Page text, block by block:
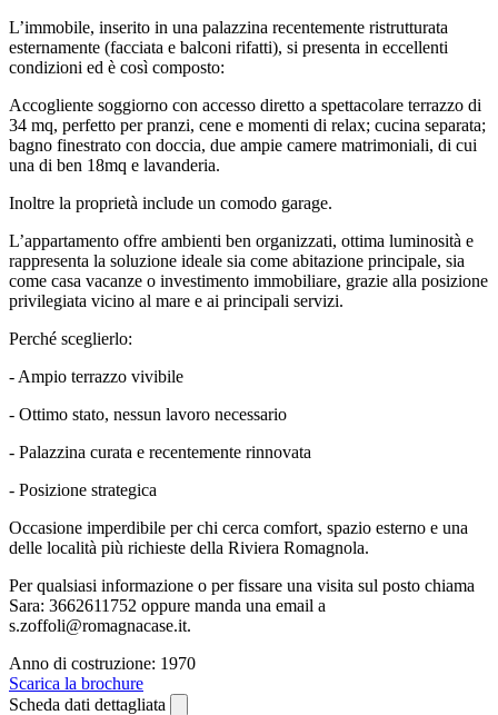
L’immobile, inserito in una palazzina recentemente ristrutturata
esternamente (facciata e balconi rifatti), si presenta in eccellenti
condizioni ed è così composto:
Accogliente soggiorno con accesso diretto a spettacolare terrazzo di
34 mq, perfetto per pranzi, cene e momenti di relax; cucina separata;
bagno finestrato con doccia, due ampie camere matrimoniali, di cui
una di ben 18mq e lavanderia.
Inoltre la proprietà include un comodo garage.
L’appartamento offre ambienti ben organizzati, ottima luminosità e
rappresenta la soluzione ideale sia come abitazione principale, sia
come casa vacanze o investimento immobiliare, grazie alla posizione
privilegiata vicino al mare e ai principali servizi.
Perché sceglierlo:
- Ampio terrazzo vivibile
- Ottimo stato, nessun lavoro necessario
- Palazzina curata e recentemente rinnovata
- Posizione strategica
Occasione imperdibile per chi cerca comfort, spazio esterno e una
delle località più richieste della Riviera Romagnola.
Per qualsiasi informazione o per fissare una visita sul posto chiama
Sara: 3662611752 oppure manda una email a
s.zoffoli@romagnacase.it.
Anno di costruzione: 1970
Scarica la brochure
Scheda dati dettagliata